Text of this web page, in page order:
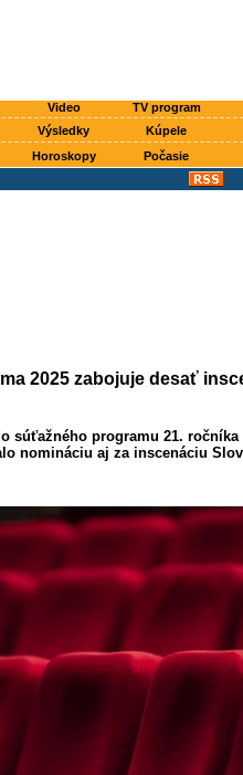
Video TV program
Výsledky Kúpele
Horoskopy Počasie
2025 zabojuje desať
súťažného programu 21. ročníka
nomináciu aj za inscenáciu